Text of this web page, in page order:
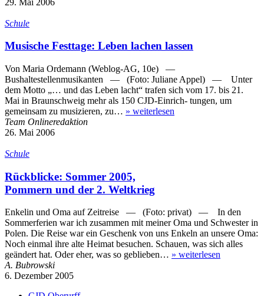
Schule
Musische Festtage: Leben lachen lassen
Von Maria Ordemann (Weblog-AG, 10e) —
Bushaltestellenmusikanten — (Foto: Juliane Appel) — Unter
dem Motto „… und das Leben lacht“ trafen sich vom 17. bis 21.
Mai in Braunschweig mehr als 150 CJD-Einrich- tungen, um
gemeinsam zu musizieren, zu… » weiterlesen
Team Onlineredaktion
26. Mai 2006
Schule
Rückblicke: Sommer 2005,
Pommern und der 2. Weltkrieg
Enkelin und Oma auf Zeitreise — (Foto: privat) — In den
Sommerferien war ich zusammen mit meiner Oma und Schwester in
Polen. Die Reise war ein Geschenk von uns Enkeln an unsere Oma:
Noch einmal ihre alte Heimat besuchen. Schauen, was sich alles
geändert hat. Oder eher, was so geblieben… » weiterlesen
A. Bubrowski
6. Dezember 2005